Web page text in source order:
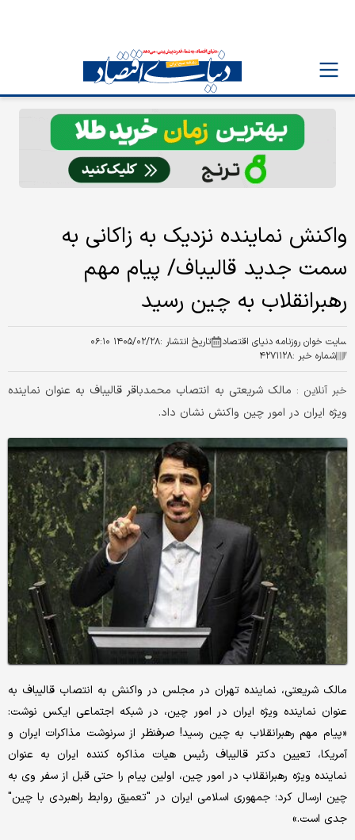
واکنش نماینده نزدیک به زاکانی به
سمت جدید قالیباف/ پیام مهم
رهبرانقلاب به چین رسید
سایت خوان روزنامه دنیای اقتصاد تاریخ انتشار :۱۴۰۵/۰۲/۲۸ ۰۶:۱۰
شماره خبر :۴۲۷۱۱۲۸
خبر آنلاین : مالک شریعتی به انتصاب محمدباقر قالیباف به عنوان نماینده
ویژه ایران در امور چین واکنش نشان داد.
مالک شریعتی، نماینده تهران در مجلس در واکنش به انتصاب قالیباف به
عنوان نماینده ویژه ایران در امور چین، در شبکه اجتماعی ایکس نوشت:
«پیام مهم رهبرانقلاب به چین رسید! صرفنظر از سرنوشت مذاکرات ایران و
آمریکا، تعیین دکتر قالیباف رئیس هیات مذاکره کننده ایران به عنوان
نماینده ویژه رهبرانقلاب در امور چین، اولین پیام را حتی قبل از سفر وی به
چین ارسال کرد؛ جمهوری اسلامی ایران در "تعمیق روابط راهبردی با چین"
جدی است.»